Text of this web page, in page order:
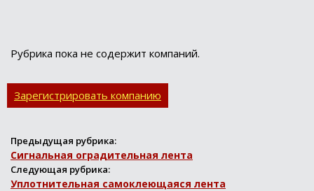
Рубрика пока не содержит компаний.
Зарегистрировать компанию
Предыдущая рубрика:
Сигнальная оградительная лента
Следующая рубрика:
Уплотнительная самоклеющаяся лента